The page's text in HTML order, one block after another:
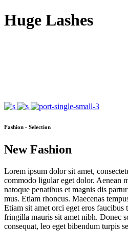
Huge Lashes
Fashion - Selection
New Fashion
Lorem ipsum dolor sit amet,
commodo ligular eget dolor. Aenean
natoque penatibus et magnis dis
mus. Etiam rhoncus. Maecenas
Etiam sit amet orci eget eros
fringilla mauris sit amet nibh. Donec
consequat, leo eget bibendum turpis